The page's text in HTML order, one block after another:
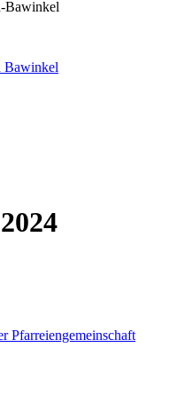
Pfarreiengemeinschaft